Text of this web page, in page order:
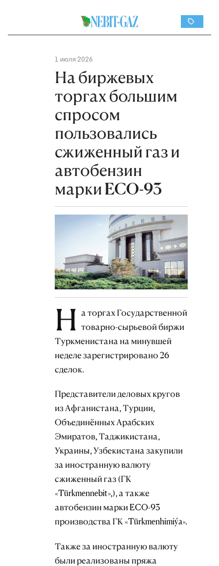
1 июля 2026
На биржевых
торгах большим
спросом
пользовались
сжиженный газ и
автобензин
марки ECO-93
Н а торгах Государственной
товарно-сырьевой биржи
Туркменистана на минувшей
неделе зарегистрировано 26
сделок.
Представители деловых кругов
из Афганистана, Турции,
Объединённых Арабских
Эмиратов, Таджикистана,
Украины, Узбекистана закупили
за иностранную валюту
сжиженный газ (ГК
«Türkmennebit»,), а также
автобензин марки ECO-93
производства ГК «Türkmenhimiýa».
Также за иностранную валюту
были реализованы пряжа